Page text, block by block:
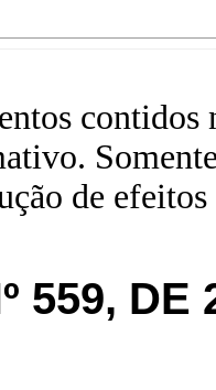
contidos
de
559,